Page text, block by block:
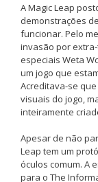
A Magic Leap
demonstrações
funcionar. Pelo
invasão por
especiais Weta
um jogo que
Acreditava-se
visuais do jogo,
inteiramente
Apesar de não
Leap tem um
óculos comum. A
para o The